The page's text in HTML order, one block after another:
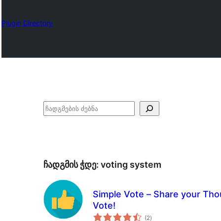
Plugin Directory
ძებნა
ჩადგმის ჭდე: voting system
Simple Vote – Share your
Vote!
(2საერთო
)